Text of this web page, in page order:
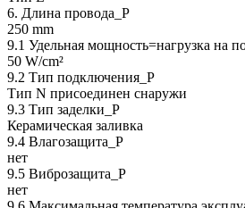
6. Длина провода_P
250 mm
9.1 Удельная мощность=нагрузка на
50 W/cm²
9.2 Тип подключения_P
Тип N присоединен снаружи
9.3 Тип заделки_Р
Керамическая заливка
9.4 Влагозащита_Р
нет
9.5 Виброзащита_Р
нет